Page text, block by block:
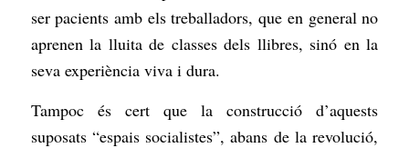
ser pacients amb els treballadors, que en general no
aprenen la lluita de classes dels llibres, sinó en la
seva experiència viva i dura.
Tampoc és cert que la construcció d’aquests
suposats “espais socialistes”, abans de la revolució,